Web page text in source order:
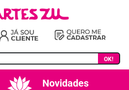
OK!
Novidades